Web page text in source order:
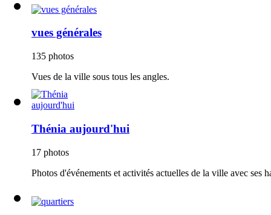
vues générales
135 photos
Vues de la ville sous tous les angles.
Thénia aujourd'hui
17 photos
Photos d'événements et activités actuelles de la ville avec ses